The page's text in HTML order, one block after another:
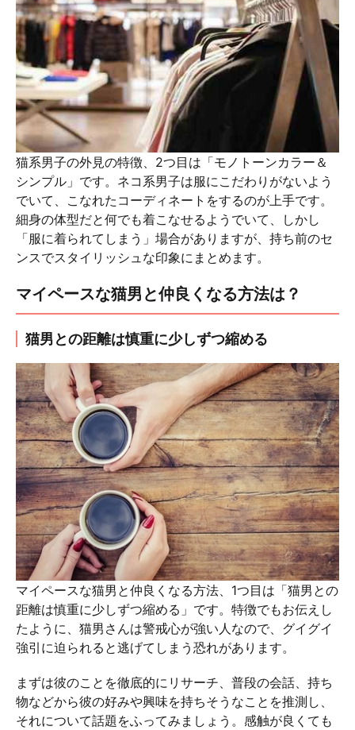
猫系男子の外見の特徴、2つ目は「モノトーンカラー＆
シンプル」です。ネコ系男子は服にこだわりがないよう
でいて、こなれたコーディネートをするのが上手です。
細身の体型だと何でも着こなせるようでいて、しかし
「服に着られてしまう」場合がありますが、持ち前のセ
ンスでスタイリッシュな印象にまとめます。
マイペースな猫男と仲良くなる方法は？
猫男との距離は慎重に少しずつ縮める
マイペースな猫男と仲良くなる方法、1つ目は「猫男との
距離は慎重に少しずつ縮める」です。特徴でもお伝えし
たように、猫男さんは警戒心が強い人なので、グイグイ
強引に迫られると逃げてしまう恐れがあります。
まずは彼のことを徹底的にリサーチ、普段の会話、持ち
物などから彼の好みや興味を持ちそうなことを推測し、
それについて話題をふってみましょう。感触が良くても